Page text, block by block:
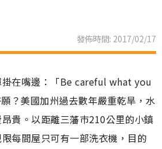
發佈時間: 2017/02/17
掛在嘴邊：「Be careful what you
？美國加州過去數年嚴重乾旱，水
貴。以距離三藩巿210公里的小鎮
每間屋只可有一部洗衣機，目的